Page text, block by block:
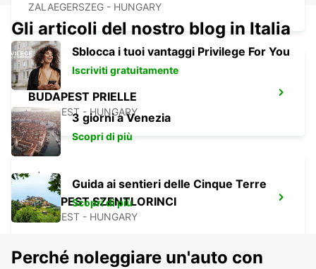
ZALAEGERSZEG - HUNGARY
BUDAPEST PRIELLE
BUDAPEST - HUNGARY
BUDAPEST SZENTLORINCI
BUDAPEST - HUNGARY
Gli articoli del nostro blog in Italia
Sblocca i tuoi vantaggi Privilege For You
Iscriviti gratuitamente
3 giorni a Venezia
Scopri di più
Guida ai sentieri delle Cinque Terre
Scopri di più
Perché noleggiare un'auto con